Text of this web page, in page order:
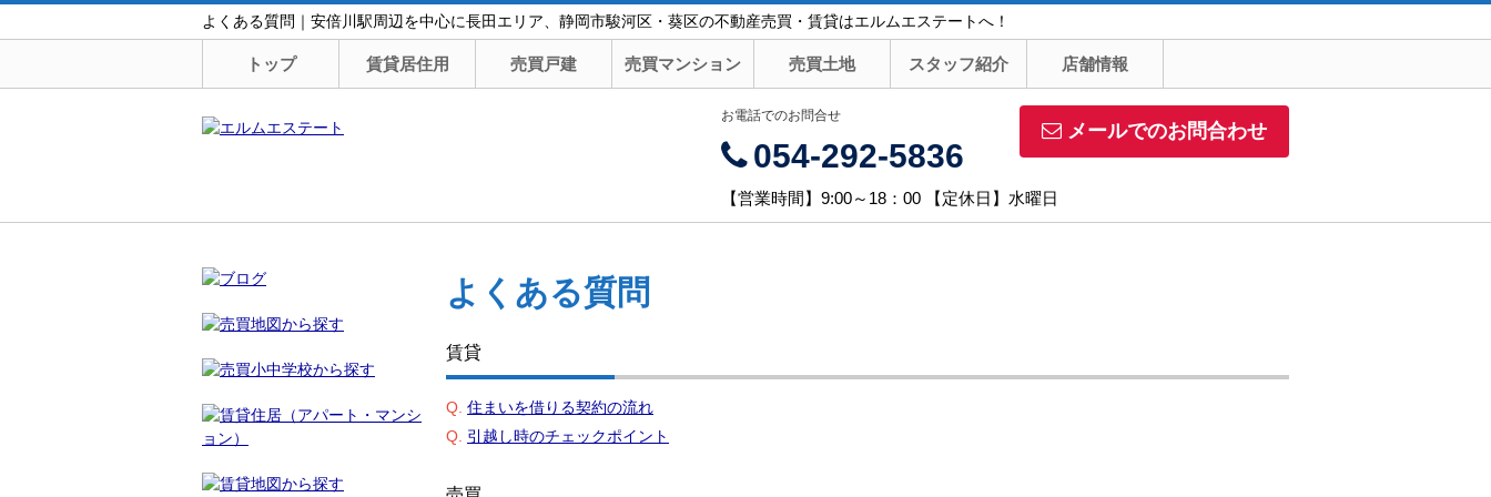
よくある質問｜安倍川駅周辺を中心に長田エリア、静岡市駿河区・葵区の不動産売買・賃貸はエルムエステートへ！
トップ 賃貸居住用 売買戸建 売買マンション 売買土地 スタッフ紹介 店舗情報
メールでのお問合わせ
お電話でのお問合せ
054-292-5836
【営業時間】9:00～18：00 【定休日】水曜日
よくある質問
賃貸
Q. 住まいを借りる契約の流れ
Q. 引越し時のチェックポイント